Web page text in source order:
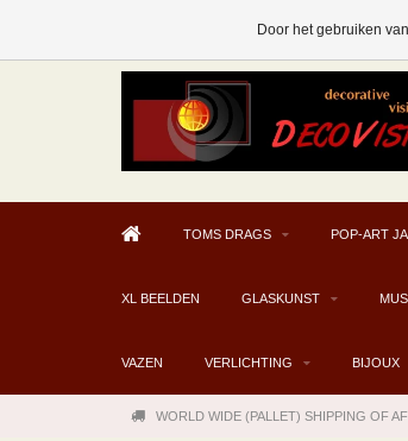
TOMS DRAGS POP-ART
XL BEELDEN GLASKUNST
VAZEN VERLICHTING BIJOUX
WORLD WIDE (PALLET) SHIPPING OF
Door het gebruiken